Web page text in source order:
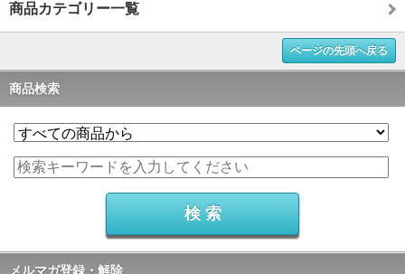
商品カテゴリー一覧
ページの先頭へ戻る
商品検索
メルマガ登録・解除